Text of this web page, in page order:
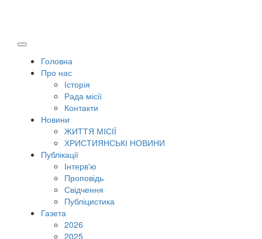
Головна
Про нас
Історія
Рада місії
Контакти
Новини
ЖИТТЯ МІСІЇ
ХРИСТИЯНСЬКІ НОВИНИ
Публікації
Інтерв'ю
Проповідь
Свідчення
Публіцистика
Газета
2026
2025